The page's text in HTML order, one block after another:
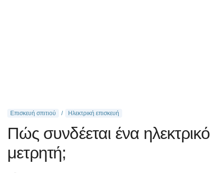
Επισκευή σπιτιού Ηλεκτρική επισκευή
Πώς συνδέεται ένα ηλεκτρικό
μετρητή;